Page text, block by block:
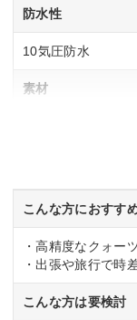
防水性
10気圧防水
素材
148g
こんな方におすす
・高精度なクォー
・出張や旅行で時
こんな方は要検討